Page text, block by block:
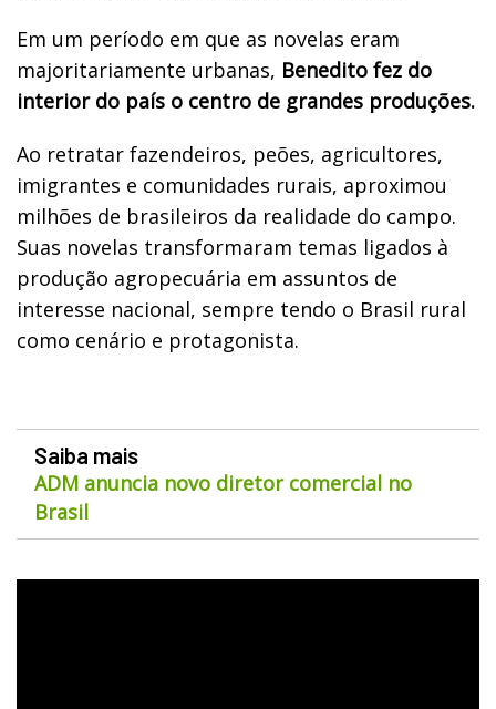
Em um período em que as novelas eram
majoritariamente urbanas, Benedito fez do
interior do país o centro de grandes produções.
Ao retratar fazendeiros, peões, agricultores,
imigrantes e comunidades rurais, aproximou
milhões de brasileiros da realidade do campo.
Suas novelas transformaram temas ligados à
produção agropecuária em assuntos de
interesse nacional, sempre tendo o Brasil rural
como cenário e protagonista.
Saiba mais
ADM anuncia novo diretor comercial no
Brasil